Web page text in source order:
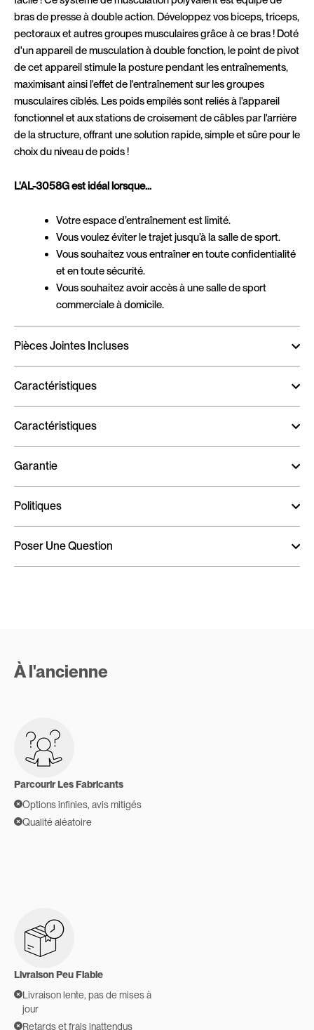
bras de presse à double action. Développez vos biceps, triceps,
pectoraux et autres groupes musculaires grâce à ce bras ! Doté
d'un appareil de musculation à double fonction, le point de pivot
de cet appareil stimule la posture pendant les entraînements,
maximisant ainsi l'effet de l'entraînement sur les groupes
musculaires ciblés. Les poids empilés sont reliés à l'appareil
fonctionnel et aux stations de croisement de câbles par l'arrière
de la structure, offrant une solution rapide, simple et sûre pour le
choix du niveau de poids !
L'AL-3058G est idéal lorsque...
Votre espace d’entraînement est limité.
Vous voulez éviter le trajet jusqu’à la salle de sport.
Vous souhaitez vous entraîner en toute confidentialité
et en toute sécurité.
Vous souhaitez avoir accès à une salle de sport
commerciale à domicile.
Pièces Jointes Incluses
Caractéristiques
Caractéristiques
Garantie
Politiques
Poser Une Question
À l'ancienne
Parcourir Les Fabricants
Options infinies, avis mitigés
Qualité aléatoire
Livraison Peu Fiable
Livraison lente, pas de mises à
jour
Retards et frais inattendus